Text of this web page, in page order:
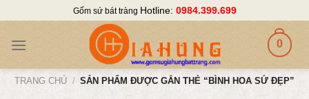
content
Gốm sứ bát tràng Hotline: 0984.399.699
0
TRANG CHỦ / SẢN PHẨM ĐƯỢC GẮN THẺ “BÌNH HOA SỨ ĐẸP”